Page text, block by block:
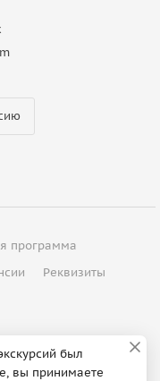
программа
Реквизиты
был
вы принимаете